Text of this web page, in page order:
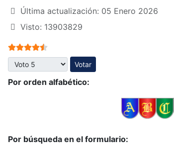
Última actualización: 05 Enero 2026
Visto: 13903829
Ratio:4.5/
Por favor, vote
Por orden alfabético:
Por búsqueda en el formulario: